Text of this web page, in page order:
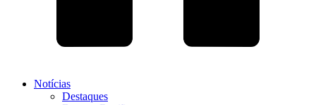
Notícias
Destaques